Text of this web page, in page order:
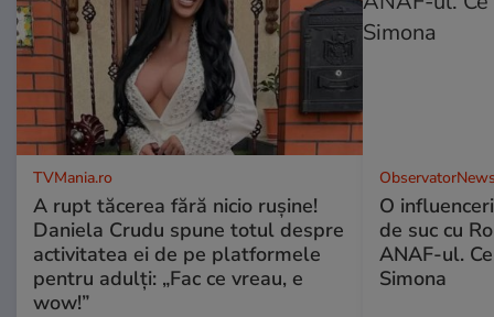
TVMania.ro
A rupt tăcerea fără nicio rușine!
Daniela Crudu spune totul despre
activitatea ei de pe platformele
pentru adulți: „Fac ce vreau, e
wow!”
O
de suc cu
ANAF-ul.
Simona